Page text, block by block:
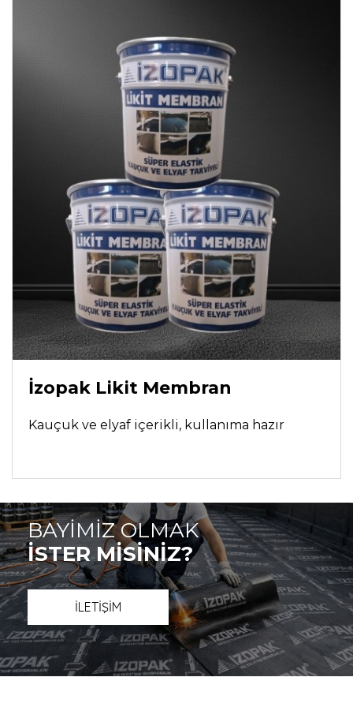
İzopak Likit Membran
Kauçuk ve elyaf içerikli, kullanıma hazır
BAYİMİZ OLMAK
İSTER MİSİNİZ?
İLETİŞİM